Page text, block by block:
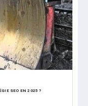
SEO EN 2025 ?